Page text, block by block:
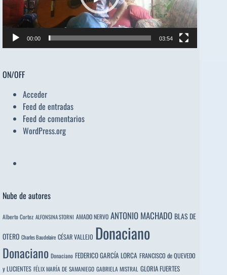
00:00 03:54
ON/OFF
Acceder
Feed de entradas
Feed de comentarios
WordPress.org
Nube de autores
Alberto Cortez ALFONSINA STORNI AMADO NERVO ANTONIO MACHADO BLAS DE
OTERO Charles Baudelaire CÉSAR VALLEJO Donaciano
Donaciano Donaciano FEDERICO GARCÍA LORCA FRANCISCO de QUEVEDO
y LUCIENTES FÉLIX MARÍA DE SAMANIEGO GABRIELA MISTRAL GLORIA FUERTES